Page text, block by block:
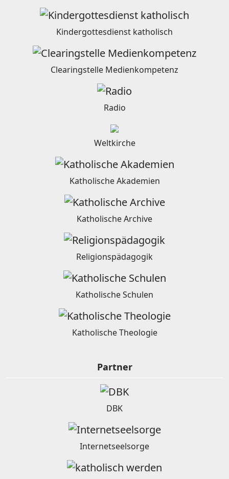
Kindergottesdienst katholisch
Clearingstelle Medienkompetenz
Radio
Weltkirche
Katholische Akademien
Katholische Archive
Religionspädagogik
Katholische Schulen
Katholische Theologie
Partner
DBK
Internetseelsorge